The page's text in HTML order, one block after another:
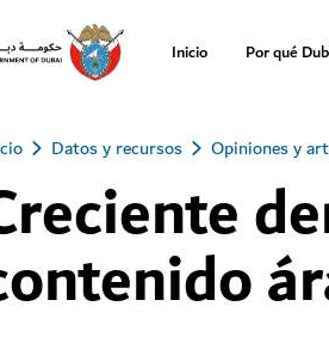
Inicio Por qué
Datos y recursos Opiniones y